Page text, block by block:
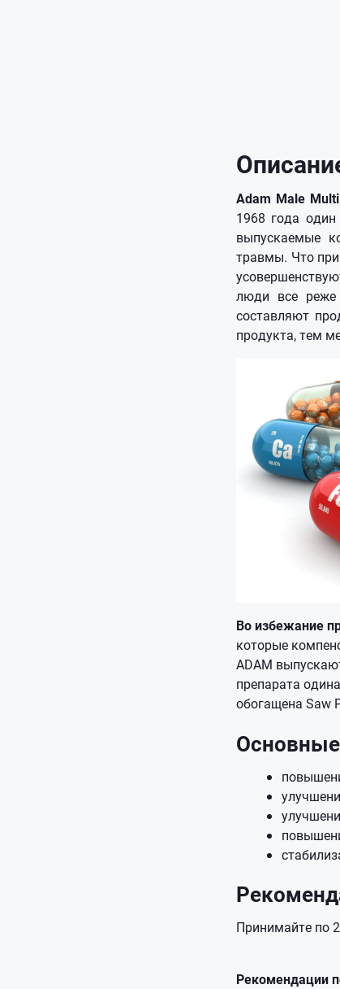
Adam Male Multi
1968 года
выпускаемые
травмы. Что
люди все реже
составляют
продукта, тем
Во избежание
которые
ADAM
препарата
обогащена Saw
Принимайте по
Рекомендации